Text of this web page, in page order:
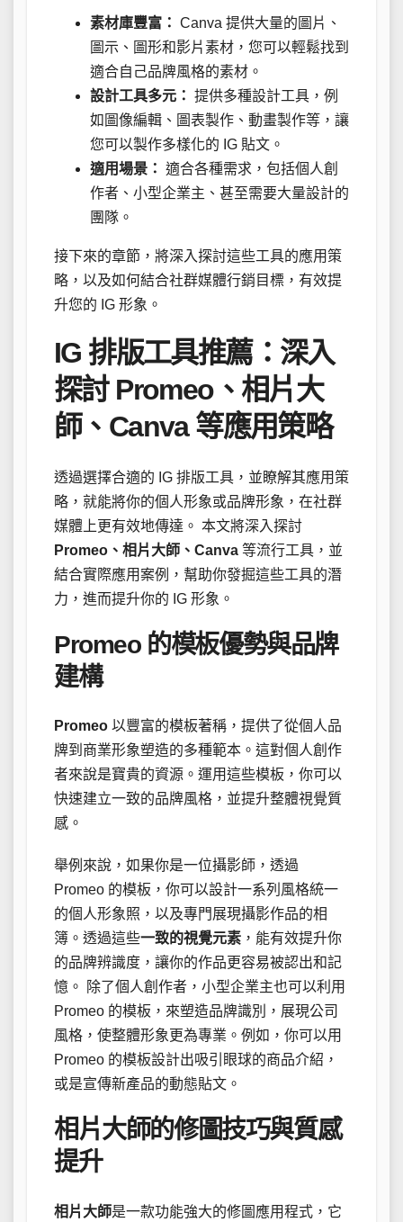
素材庫豐富： Canva 提供大量的圖片、
圖示、圖形和影片素材，您可以輕鬆找到
適合自己品牌風格的素材。
設計工具多元： 提供多種設計工具，例
如圖像編輯、圖表製作、動畫製作等，讓
您可以製作多樣化的 IG 貼文。
適用場景： 適合各種需求，包括個人創
作者、小型企業主、甚至需要大量設計的
團隊。
接下來的章節，將深入探討這些工具的應用策
略，以及如何結合社群媒體行銷目標，有效提
升您的 IG 形象。
IG 排版工具推薦：深入
探討 Promeo、相片大
師、Canva 等應用策略
透過選擇合適的 IG 排版工具，並瞭解其應用策
略，就能將你的個人形象或品牌形象，在社群
媒體上更有效地傳達。 本文將深入探討
Promeo、相片大師、Canva 等流行工具，並
結合實際應用案例，幫助你發掘這些工具的潛
力，進而提升你的 IG 形象。
Promeo 的模板優勢與品牌
建構
Promeo 以豐富的模板著稱，提供了從個人品
牌到商業形象塑造的多種範本。這對個人創作
者來說是寶貴的資源。運用這些模板，你可以
快速建立一致的品牌風格，並提升整體視覺質
感。
舉例來說，如果你是一位攝影師，透過
Promeo 的模板，你可以設計一系列風格統一
的個人形象照，以及專門展現攝影作品的相
簿。透過這些一致的視覺元素 ，能有效提升你
的品牌辨識度，讓你的作品更容易被認出和記
憶。 除了個人創作者，小型企業主也可以利用
Promeo 的模板，來塑造品牌識別，展現公司
風格，使整體形象更為專業。例如，你可以用
Promeo 的模板設計出吸引眼球的商品介紹，
或是宣傳新產品的動態貼文。
相片大師的修圖技巧與質感
提升
相片大師是一款功能強大的修圖應用程式，它